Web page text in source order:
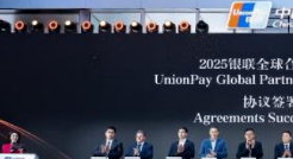
ประกัน
โทรศัพท์มือถือ